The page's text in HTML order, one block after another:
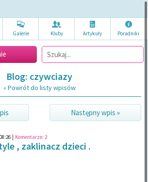
Galerie Kluby Artykuły Poradniki
Blog: czywciazy
« Powrót do listy wpisów
Następny wpis »
Komentarze: 2
, zaklinacz dzieci .